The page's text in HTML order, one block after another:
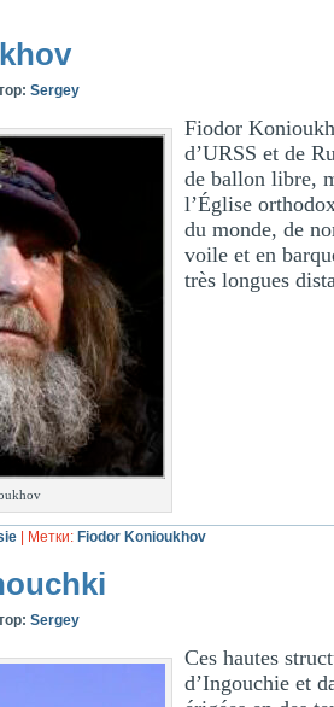
Sergey
Fiodor
d’URSS et de
de ballon libre,
l’Église
du monde, de
voile et en
très longues
Метки: Fiodor Konioukhov
Sergey
Ces hautes
d’Ingouchie et